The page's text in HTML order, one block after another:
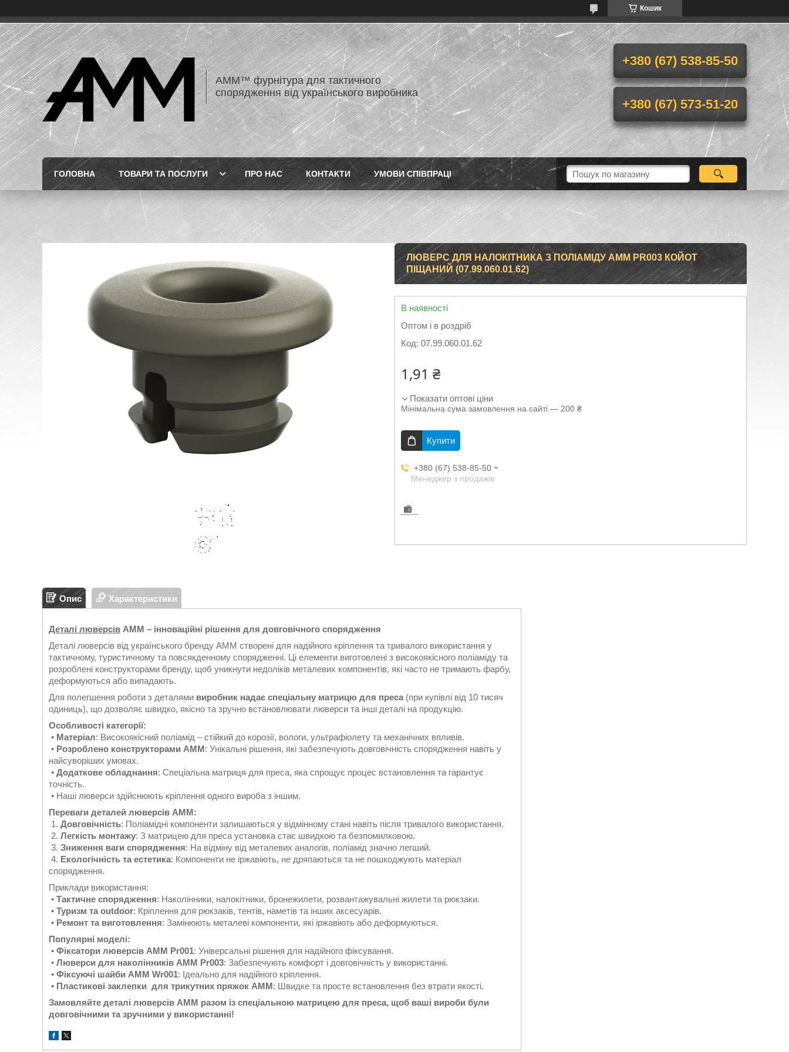
Кошик
AMM™ фурнітура для тактичного
спорядження від українського виробника
+380 (67) 538-85-50
+380 (67) 573-51-20
ГОЛОВНА ТОВАРИ ТА ПОСЛУГИ ПРО НАС КОНТАКТИ УМОВИ СПІВПРАЦІ
ЛЮВЕРС ДЛЯ НАЛОКІТНИКА З ПОЛІАМІДУ AMM PR003 КОЙОТ
ПІЩАНИЙ (07.99.060.01.62)
В наявності
Оптом і в роздріб
Код: 07.99.060.01.62
1,91 ₴
Показати оптові ціни
Мінімальна сума замовлення на сайті — 200 ₴
Купити
+380 (67) 538-85-50
Менеджер з продажів
Опис Характеристики
Деталі люверсів AMM – інноваційні рішення для довговічного спорядження
Деталі люверсів від українського бренду AMM створені для надійного кріплення та тривалого використання у
тактичному, туристичному та повсякденному спорядженні. Ці елементи виготовлені з високоякісного поліаміду та
розроблені конструкторами бренду, щоб уникнути недоліків металевих компонентів, які часто не тримають фарбу,
деформуються або випадають.
Для полегшення роботи з деталями виробник надає спеціальну матрицю для преса (при купівлі від 10 тисяч
одиниць), що дозволяє швидко, якісно та зручно встановлювати люверси та інші деталі на продукцію.
Особливості категорії:
• Матеріал: Високоякісний поліамід – стійкий до корозії, вологи, ультрафіолету та механічних впливів.
• Розроблено конструкторами AMM: Унікальні рішення, які забезпечують довговічність спорядження навіть у
найсуворіших умовах.
• Додаткове обладнання: Спеціальна матриця для преса, яка спрощує процес встановлення та гарантує
точність.
• Наші люверси здійснюють кріплення одного вироба з іншим.
Переваги деталей люверсів AMM:
1. Довговічність: Поліамідні компоненти залишаються у відмінному стані навіть після тривалого використання.
2. Легкість монтажу: З матрицею для преса установка стає швидкою та безпомилковою.
3. Зниження ваги спорядження: На відміну від металевих аналогів, поліамід значно легший.
4. Екологічність та естетика: Компоненти не іржавіють, не дряпаються та не пошкоджують матеріал
спорядження.
Приклади використання:
• Тактичне спорядження: Наколінники, налокітники, бронежилети, розвантажувальні жилети та рюкзаки.
• Туризм та outdoor: Кріплення для рюкзаків, тентів, наметів та інших аксесуарів.
• Ремонт та виготовлення: Замінюють металеві компоненти, які іржавіють або деформуються.
Популярні моделі:
• Фіксатори люверсів AMM Pr001: Універсальні рішення для надійного фіксування.
• Люверси для наколінників AMM Pr003: Забезпечують комфорт і довговічність у використанні.
• Фіксуючі шайби AMM Wr001: Ідеально для надійного кріплення.
• Пластикові заклепки для трикутних пряжок AMM: Швидке та просте встановлення без втрати якості.
Замовляйте деталі люверсів AMM разом із спеціальною матрицею для преса, щоб ваші вироби були
довговічними та зручними у використанні!